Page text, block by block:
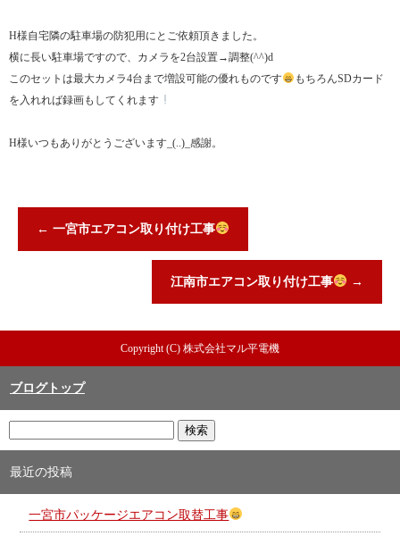
H様自宅隣の駐車場の防犯用にとご依頼頂きました。
横に長い駐車場ですので、カメラを2台設置→調整(^^)d
このセットは最大カメラ4台まで増設可能の優れものです
もちろんSDカード
を入れれば録画もしてくれます
H様いつもありがとうございます_(..)_感謝。
← 一宮市エアコン取り付け工事
江南市エアコン取り付け工事 →
Copyright (C) 株式会社マル平電機
ブログトップ
最近の投稿
一宮市パッケージエアコン取替工事